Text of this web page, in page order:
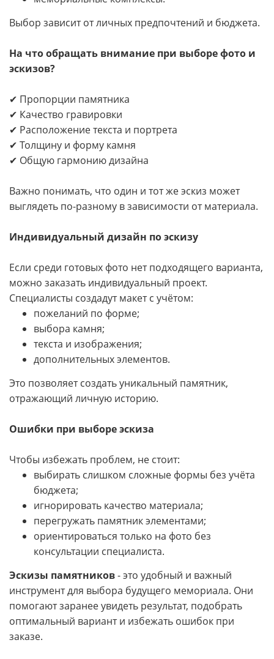
Выбор зависит от личных предпочтений и бюджета.
На что обращать внимание при выборе фото и
эскизов?
✔ Пропорции памятника
✔ Качество гравировки
✔ Расположение текста и портрета
✔ Толщину и форму камня
✔ Общую гармонию дизайна
Важно понимать, что один и тот же эскиз может
выглядеть по-разному в зависимости от материала.
Индивидуальный дизайн по эскизу
Если среди готовых фото нет подходящего варианта,
можно заказать индивидуальный проект.
Специалисты создадут макет с учётом:
пожеланий по форме;
выбора камня;
текста и изображения;
дополнительных элементов.
Это позволяет создать уникальный памятник,
отражающий личную историю.
Ошибки при выборе эскиза
Чтобы избежать проблем, не стоит:
выбирать слишком сложные формы без учёта
бюджета;
игнорировать качество материала;
перегружать памятник элементами;
ориентироваться только на фото без
консультации специалиста.
Эскизы памятников- это удобный и важный
инструмент для выбора будущего мемориала. Они
помогают заранее увидеть результат, подобрать
оптимальный вариант и избежать ошибок при
заказе.